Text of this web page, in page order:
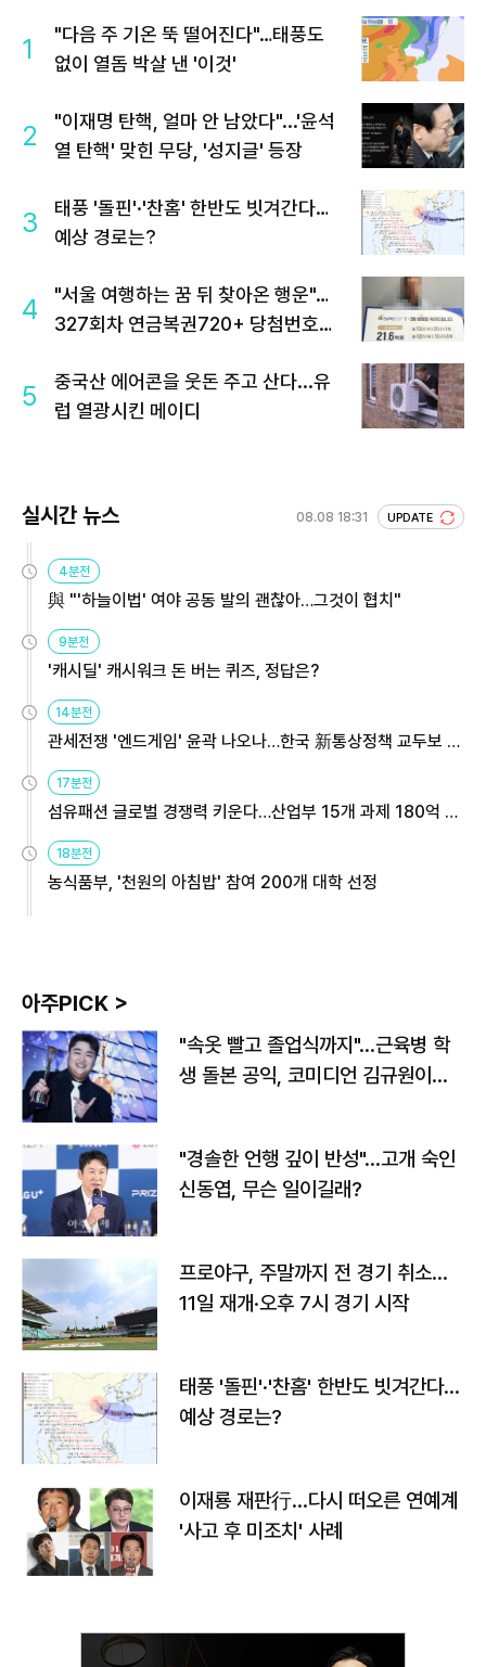
1
"다음 주 기온 뚝 떨어진다"…태풍도
없이 열돔 박살 낸 '이것'
2
"이재명 탄핵, 얼마 안 남았다"...'윤석
열 탄핵' 맞힌 무당, '성지글' 등장
3
태풍 '돌핀'·'찬홈' 한반도 빗겨간다…
예상 경로는?
4
"서울 여행하는 꿈 뒤 찾아온 행운"…
327회차 연금복권720+ 당첨번호조
5
중국산 에어콘을 웃돈 주고 산다...유
럽 열광시킨 메이디
실시간 뉴스 08.08 18:31 UPDATE
4분전
與 "'하늘이법' 여야 공동 발의 괜찮아…그것이 협치"
9분전
'캐시딜' 캐시워크 돈 버는 퀴즈, 정답은?
14분전
관세전쟁 '엔드게임' 윤곽 나오나…한국 新통상정책 교두보 활
용해야
17분전
섬유패션 글로벌 경쟁력 키운다…산업부 15개 과제 180억 지
원
18분전
농식품부, '천원의 아침밥' 참여 200개 대학 선정
아주PICK >
"속옷 빨고 졸업식까지"…근육병 학
생 돌본 공익, 코미디언 김규원이었
"경솔한 언행 깊이 반성"…고개 숙인
신동엽, 무슨 일이길래?
프로야구, 주말까지 전 경기 취소…
11일 재개·오후 7시 경기 시작
태풍 '돌핀'·'찬홈' 한반도 빗겨간다…
예상 경로는?
이재룡 재판行…다시 떠오른 연예계
'사고 후 미조치' 사례